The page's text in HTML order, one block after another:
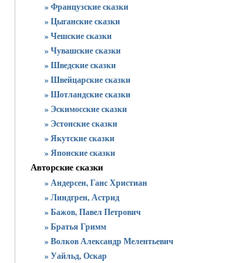
» Французские сказки
» Цыганские сказки
» Чешские сказки
» Чувашские сказки
» Шведские сказки
» Швейцарские сказки
» Шотландские сказки
» Эскимосские сказки
» Эстонские сказки
» Якутские сказки
» Японские сказки
Авторские сказки
» Андерсен, Ганс Христиан
» Линдгрен, Астрид
» Бажов, Павел Петрович
» Братья Гримм
» Волков Александр Мелентьевич
» Уайльд, Оскар